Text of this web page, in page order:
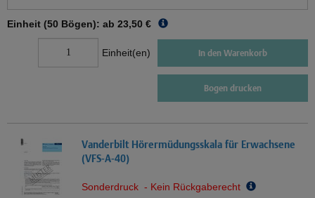
Einheit (50 Bögen): ab 23,50 €
Einheit(en) In den Warenkorb
Bogen drucken
Vanderbilt Hörermüdungsskala für Erwachsene
(VFS-A-40)
Sonderdruck - Kein Rückgaberecht